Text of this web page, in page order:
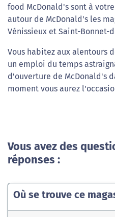
food McDonald's sont à
autour de McDonald's les
Vénissieux et Saint-Bonnet-
Vous habitez aux alentours
un emploi du temps
d'ouverture de McDonald's
moment vous aurez
Vous avez des
réponses :
Où se trouve ce